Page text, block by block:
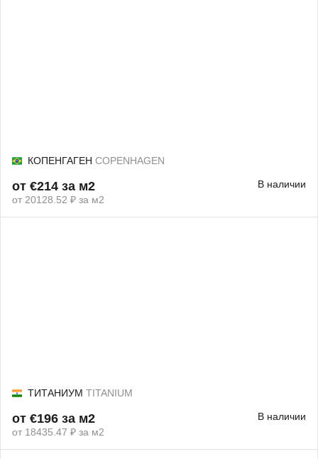
КОПЕНГАГЕН COPENHAGEN
от €214 за м2
от 20128.52 ₽ за м2
В наличии
ТИТАНИУМ TITANIUM
от €196 за м2
от 18435.47 ₽ за м2
В наличии